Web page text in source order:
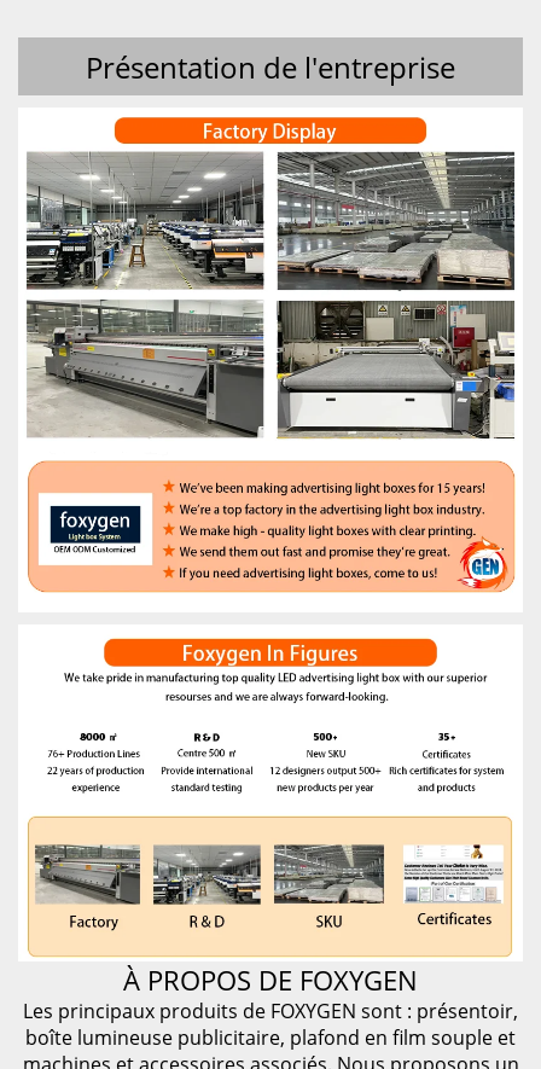
Présentation de l'entreprise
À PROPOS DE FOXYGEN
Les principaux produits de FOXYGEN sont : présentoir,
boîte lumineuse publicitaire, plafond en film souple et